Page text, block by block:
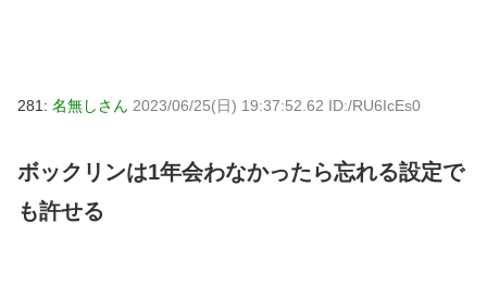
281: 名無しさん 2023/06/25(日) 19:37:52.62 ID:/RU6IcEs0
ボックリンは1年会わなかったら忘れる設定で
も許せる